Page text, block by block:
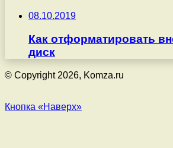
08.10.2019
Как отформатировать
диск
© Copyright 2026, Komza.ru
Кнопка «Наверх»